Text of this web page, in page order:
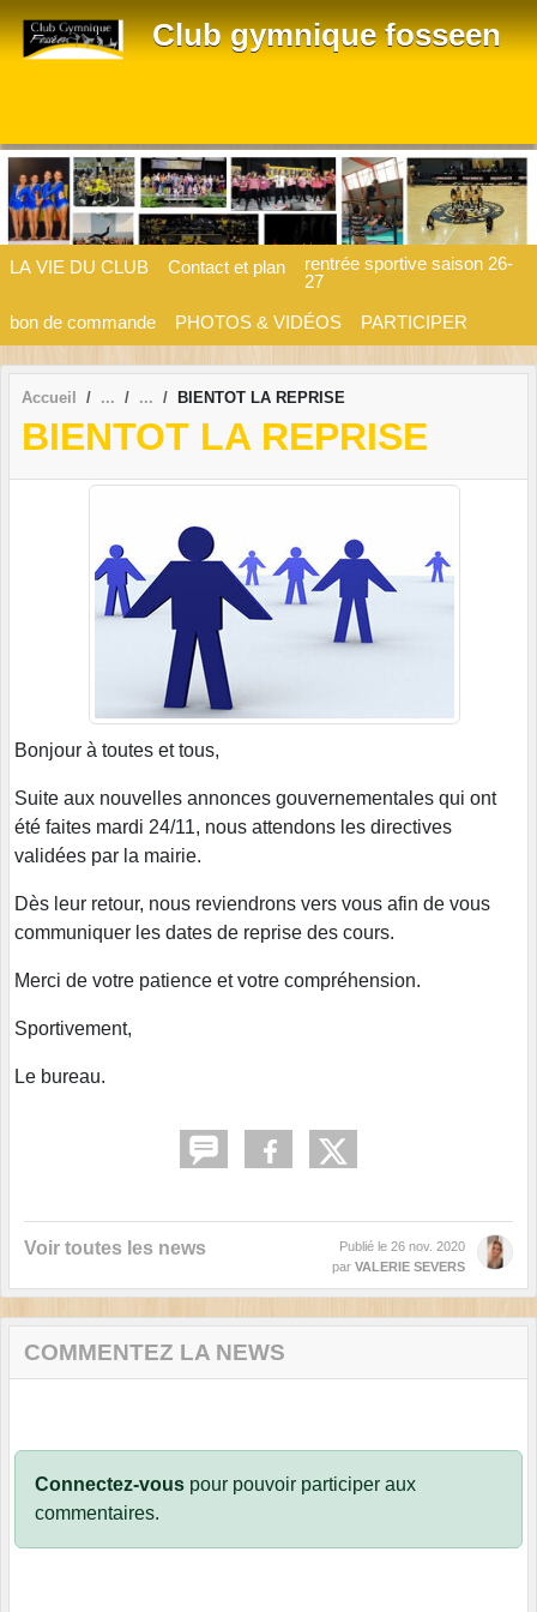
Club gymnique fosseen
LA VIE DU CLUB Contact et plan
rentrée sportive saison 26-
27
bon de commande
PHOTOS & VIDÉOS PARTICIPER
Accueil BIENTOT LA REPRISE
BIENTOT LA REPRISE
Bonjour à toutes et tous,
Suite aux nouvelles annonces gouvernementales qui ont
été faites mardi 24/11, nous attendons les directives
validées par la mairie.
Dès leur retour, nous reviendrons vers vous afin de vous
communiquer les dates de reprise des cours.
Merci de votre patience et votre compréhension.
Sportivement,
Le bureau.
Voir toutes les news Publié le 26 nov. 2020
par VALERIE SEVERS
COMMENTEZ LA NEWS
Connectez-vous pour pouvoir participer aux
commentaires.
Panneau de gestion des cookies